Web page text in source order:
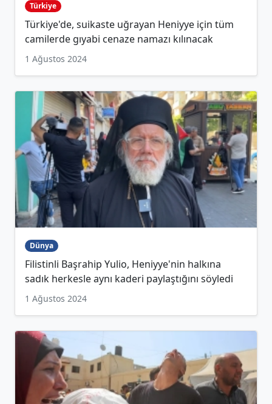
Türkiye
Türkiye'de, suikaste uğrayan Heniyye için tüm
camilerde gıyabi cenaze namazı kılınacak
1 Ağustos 2024
Dünya
Filistinli Başrahip Yulio, Heniyye'nin halkına
sadık herkesle aynı kaderi paylaştığını söyledi
1 Ağustos 2024